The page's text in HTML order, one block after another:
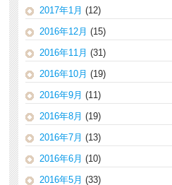
2017年1月 (12)
2016年12月 (15)
2016年11月 (31)
2016年10月 (19)
2016年9月 (11)
2016年8月 (19)
2016年7月 (13)
2016年6月 (10)
2016年5月 (33)